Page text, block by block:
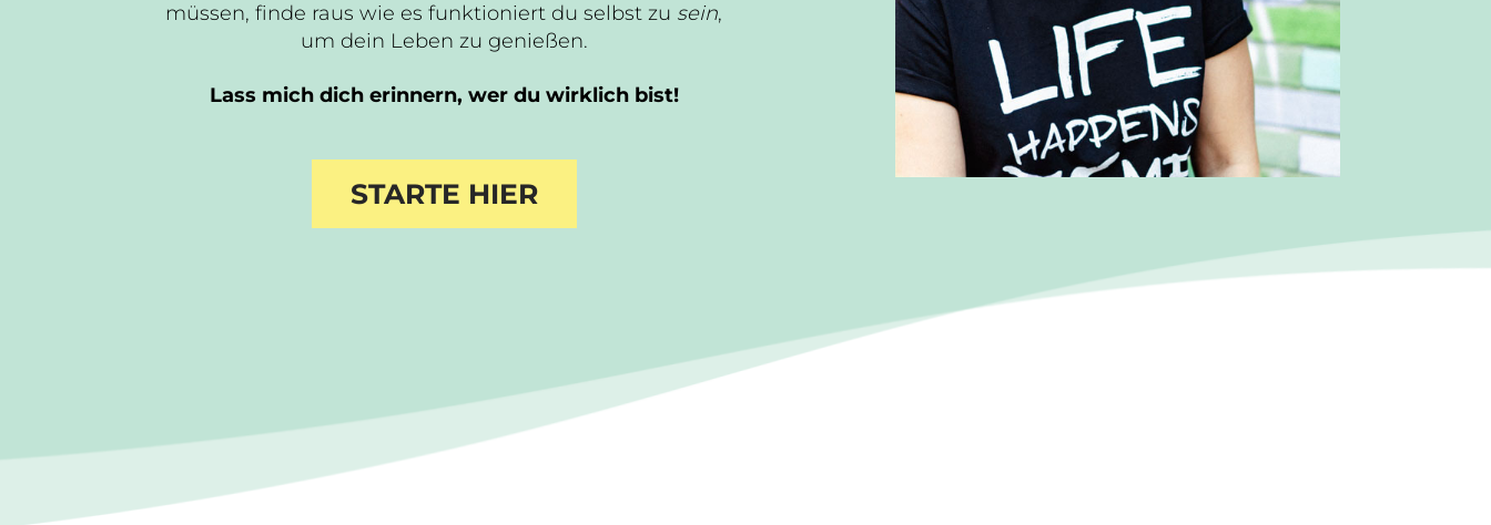
müssen, finde raus wie es funktioniert du selbst zu sein,
um dein Leben zu genießen.
Lass mich dich erinnern, wer du wirklich bist!
STARTE HIER